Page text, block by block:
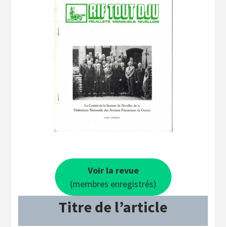
Voir la revue
(membres enregistrés)
Titre de l’article